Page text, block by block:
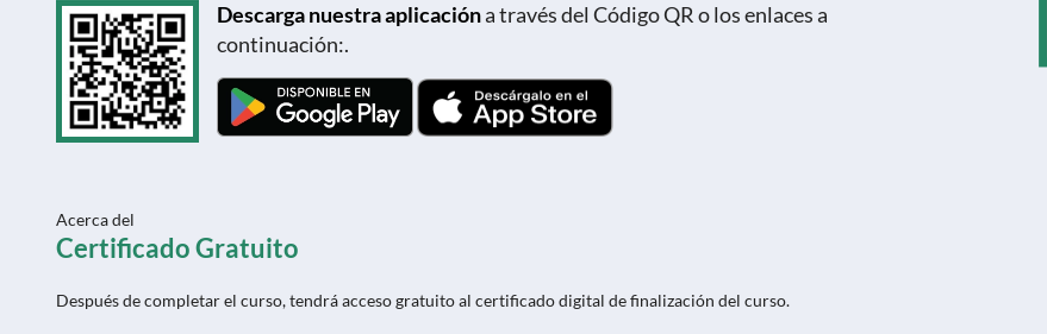
Descarga nuestra aplicacióna través del Código QR o los enlaces a
continuación:.
Acerca del
Certificado Gratuito
Después de completar el curso, tendrá acceso gratuito al certificado digital de finalización del curso.